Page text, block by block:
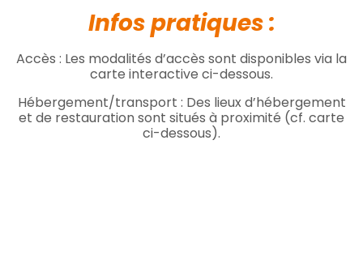
Infos pratiques :
Accès : Les modalités d’accès sont disponibles via la
carte interactive ci-dessous.
Hébergement/transport : Des lieux d’hébergement
et de restauration sont situés à proximité (cf. carte
ci-dessous).